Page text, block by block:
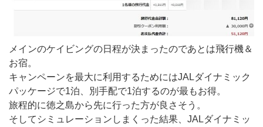
メインのケイビングの日程が決まったのであとは飛行機＆
お宿。
キャンペーンを最大に利用するためにはJALダイナミック
パッケージで1泊、別手配で1泊するのが最もお得。
旅程的に徳之島から先に行った方が良さそう。
そしてシミュレーションしまくった結果、JALダイナミッ